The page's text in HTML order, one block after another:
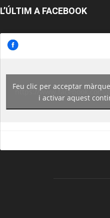
L’ÚLTIM A FACEBOOK
https://www.facebook.com/
Feu clic per acceptar
i activar aquest